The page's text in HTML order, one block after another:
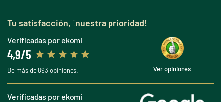
Tu satisfacción, ¡nuestra prioridad!
Verificadas por ekomi
4,9/5
De más de 893 opiniones. Ver opiniones
Verificadas por ekomi